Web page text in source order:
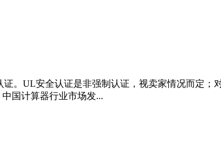
。UL安全认证是非强制认证，视卖家情况而定；
国计算器行业市场发...